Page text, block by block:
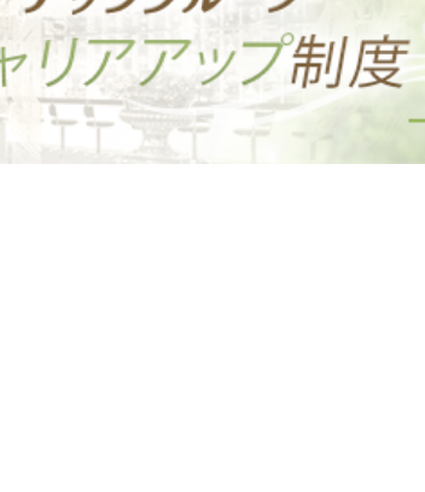
0 件 選択した内容で設定